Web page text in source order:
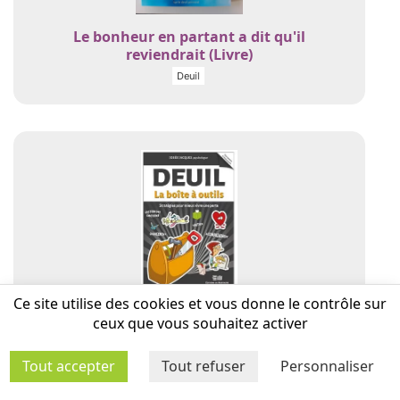
Le bonheur en partant a dit qu'il
reviendrait (Livre)
Deuil
Deuil - La boîte à outils - Stratégies pour
mieux vivre une perte Broché (Livre)
Ce site utilise des cookies et vous donne le contrôle sur
ceux que vous souhaitez activer
Tout accepter Tout refuser Personnaliser